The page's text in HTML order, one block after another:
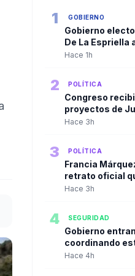
1 GOBIERNO
Gobierno
De La Espriella
convocatoria a
Hace 1h
2 POLÍTICA
Congreso
proyectos de
blindar la
Hace 3h
3 POLÍTICA
Francia
retrato oficial
la Casa
Hace 3h
4 SEGURIDAD
Gobierno
coordinando
seguridad
Hace 4h